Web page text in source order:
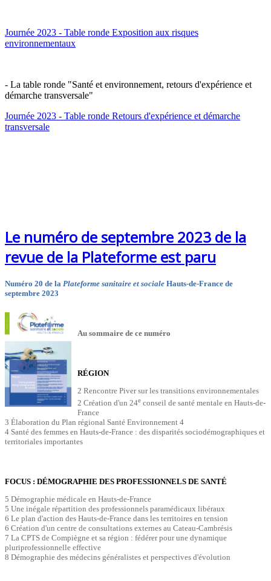
Journée 2023 - Table ronde Exposition aux risques
environnementaux
- La table ronde "Santé et environnement, retours d'expérience et
démarche transversale"
Journée 2023 - Table ronde Retours d'expérience et démarche
transversale
Le numéro de septembre 2023 de la
revue de la Plateforme est paru
Numéro 20 de la Plateforme sanitaire et sociale Hauts-de-France de
septembre 2023
Au sommaire de ce numéro
RÉGION
2 Rencontre Piver sur les transitions environnementales
2 Création d'un 24e conseil de santé mentale en Hauts-de-
France
3 Élaboration du Plan régional Santé Environnement 4
4 Santé des femmes en Hauts-de-France : des disparités sociodémographiques et
territoriales importantes
FOCUS : DÉMOGRAPHIE DES PROFESSIONNELS DE SANTÉ
5 Démographie médicale en Hauts-de-France
5 Une inégale répartition des professionnels paramédicaux libéraux
6 Le plan d'action des Hauts-de-France dans les territoires en tension
6 Création d'un centre de consultations externes au Cateau-Cambrésis
7 La CPTS de Compiègne et sa région : fédérer pour une dynamique
pluriprofessionnelle effective
8 Démographie des médecins généralistes et perspectives d'évolution